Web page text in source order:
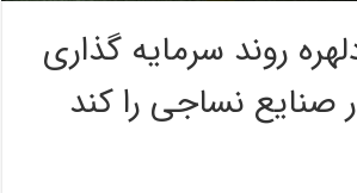
روند سرمایه گذاری
صنایع نساجی را کند